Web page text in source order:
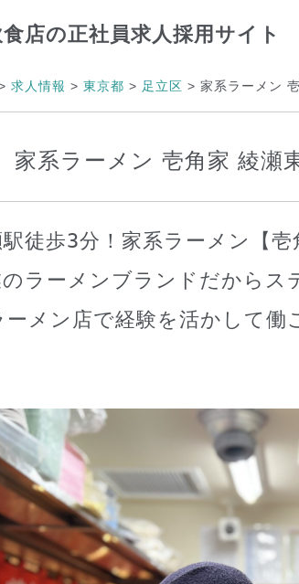
店の正社員求人採用サイト
求人情報 > 東京都 > 足立区 > 家系ラーメン
家系ラーメン 壱角家 綾瀬
徒歩3分！家系ラーメン【
ラーメンブランドだから
メン店で経験を活かして